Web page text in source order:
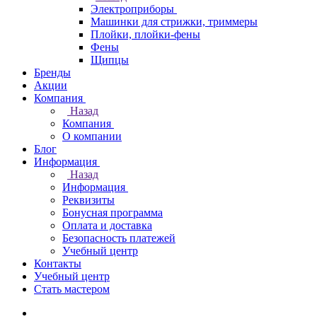
Электроприборы
Машинки для стрижки, триммеры
Плойки, плойки-фены
Фены
Щипцы
Бренды
Акции
Компания
Назад
Компания
О компании
Блог
Информация
Назад
Информация
Реквизиты
Бонусная программа
Оплата и доставка
Безопасность платежей
Учебный центр
Контакты
Учебный центр
Стать мастером